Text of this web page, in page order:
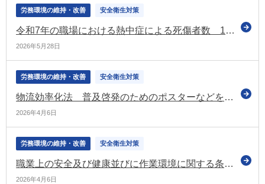
労務環境の維持・改善 安全衛生対策
令和7年の職場における熱中症による死傷者数 1,803人で過去最多（厚労省）
2026年5月28日
労務環境の維持・改善 安全衛生対策
物流効率化法 普及啓発のためのポスターなどを公表（経産省）
2026年4月6日
労務環境の維持・改善 安全衛生対策
職業上の安全及び健康並びに作業環境に関する条約 令和9年4月に発効へ（外務省）
2026年4月6日